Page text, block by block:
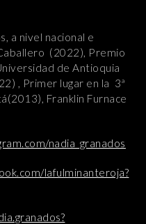
a nivel nacional e
(2022), Premio
de Antioquia
, Primer lugar en la 3ª
Franklin Furnace
nadia_granados
lafulminanteroja?